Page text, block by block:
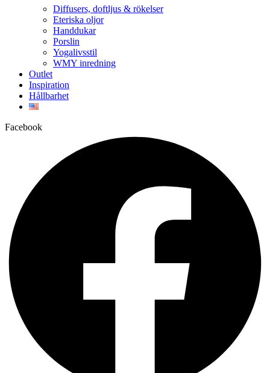
Diffusers, doftljus & rökelser
Eteriska oljor
Handdukar
Porslin
Yogalivsstil
WMY inredning
Outlet
Inspiration
Hållbarhet
Facebook